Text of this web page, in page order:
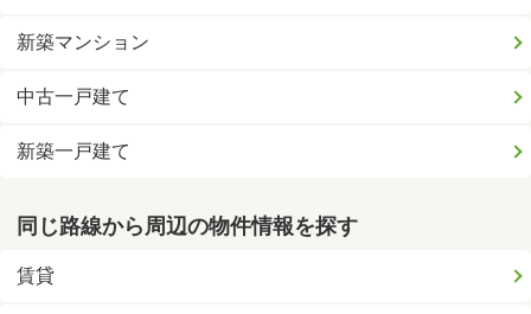
新築マンション
中古一戸建て
新築一戸建て
同じ路線から周辺の物件情報を探す
賃貸